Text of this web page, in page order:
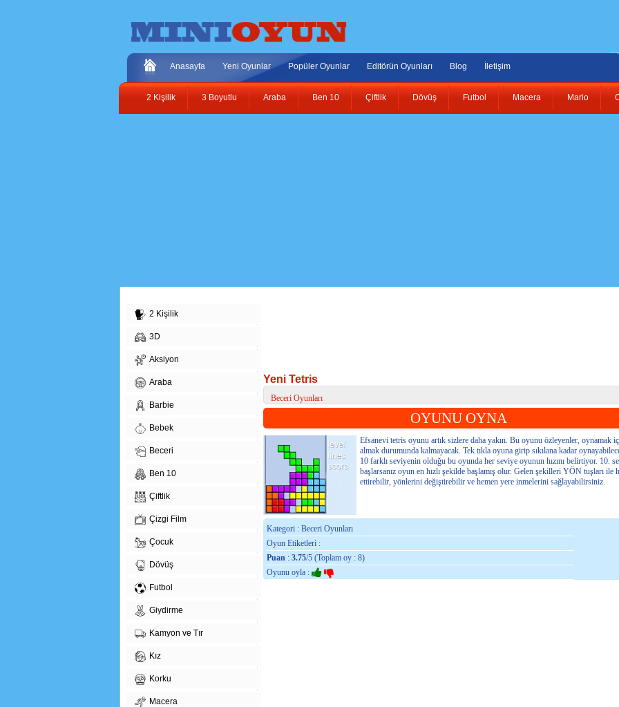
Anasayfa Yeni Oyunlar Popüler Oyunlar Editörün Oyunları Blog İletişim
2 Kişilik 3 Boyutlu Araba Ben 10 Çiftlik Dövüş Futbol Macera Mario
2 Kişilik
3D
Aksiyon
Araba
Barbie
Bebek
Beceri
Ben 10
Çiftlik
Çizgi Film
Çocuk
Dövüş
Futbol
Giydirme
Kamyon ve Tır
Kız
Korku
Macera
Yeni Tetris
Beceri Oyunları
OYUNU OYNA
Efsanevi tetris oyunu artık sizlere daha yakın. Bu oyunu özleyenler, oynamak
almak durumunda kalmayacak. Tek tıkla oyuna girip sıkılana kadar
10 farklı seviyenin olduğu bu oyunda her seviye oyunun hızını belirtiyor. 10.
başlarsanız oyun en hızlı şekilde başlamış olur. Gelen şekilleri YÖN tuşları ile
ettirebilir, yönlerini değiştirebilir ve hemen yere inmelerini sağlayabilirsiniz.
Kategori : Beceri Oyunları
Oyun Etiketleri :
Puan : 3.75/5 (Toplam oy : 8)
Oyunu oyla :